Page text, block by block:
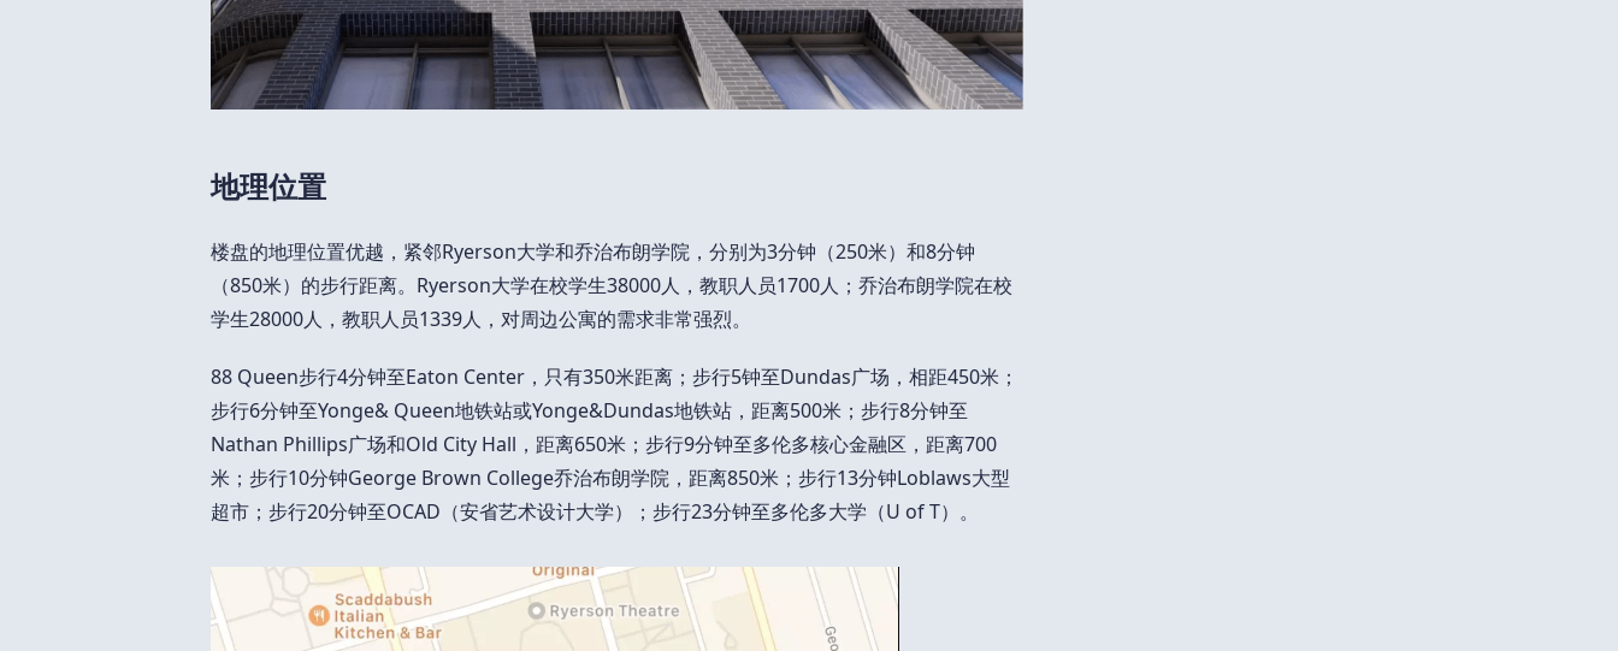
地理位置
楼盘的地理位置优越，紧邻Ryerson大学和乔治布朗学院，分别为3分钟（250米）和8分钟
（850米）的步行距离。Ryerson大学在校学生38000人，教职人员1700人；乔治布朗学院在校
学生28000人，教职人员1339人，对周边公寓的需求非常强烈。
88 Queen步行4分钟至Eaton Center，只有350米距离；步行5钟至Dundas广场，相距450米；
步行6分钟至Yonge& Queen地铁站或Yonge&Dundas地铁站，距离500米；步行8分钟至
Nathan Phillips广场和Old City Hall，距离650米；步行9分钟至多伦多核心金融区，距离700
米；步行10分钟George Brown College乔治布朗学院，距离850米；步行13分钟Loblaws大型
超市；步行20分钟至OCAD（安省艺术设计大学）；步行23分钟至多伦多大学（U of T）。